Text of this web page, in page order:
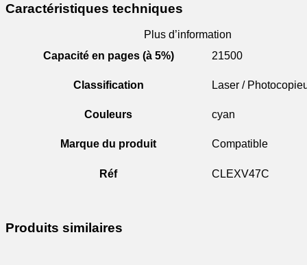
Caractéristiques techniques
Plus d’information
Capacité en pages (à 5%)
21500
Classification Laser /
Couleurs cyan
Marque du produit Compatible
Réf CLEXV47C
Produits similaires